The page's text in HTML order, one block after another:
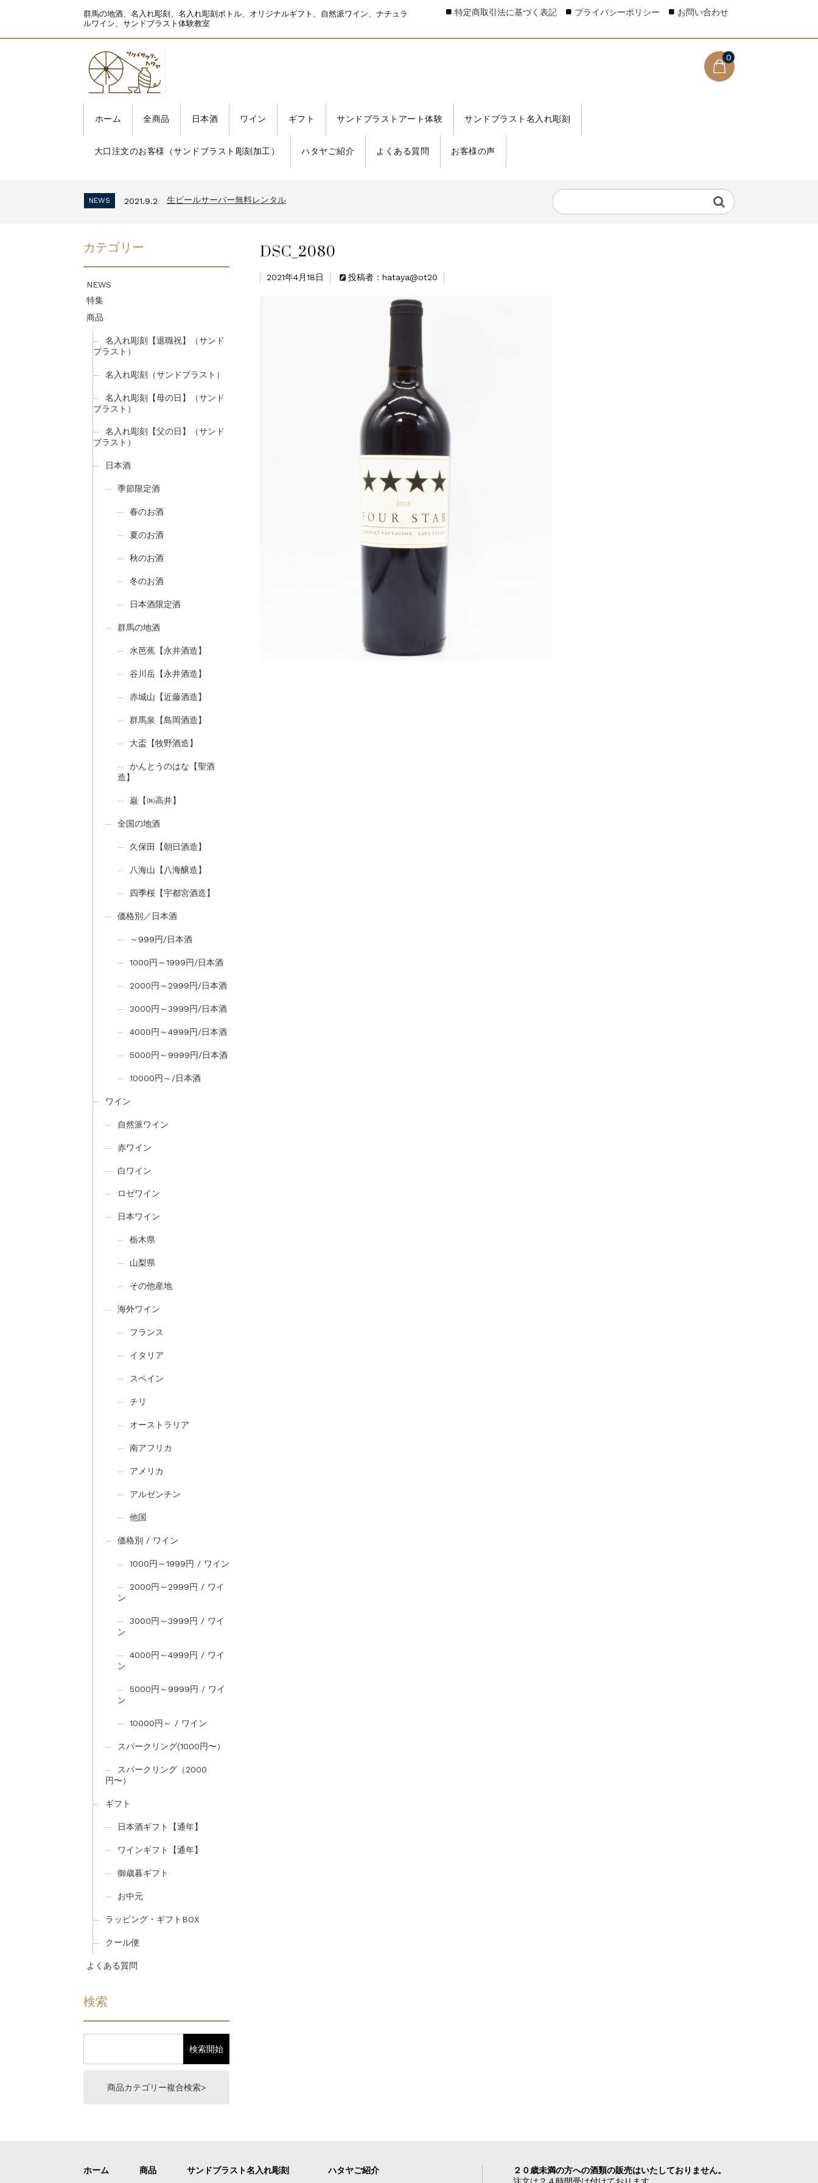
群馬の地酒、名入れ彫刻、名入れ彫刻ボトル、オリジナルギフト、自然派ワイン、ナチュラ
ルワイン、サンドブラスト体験教室
0
ホーム 全商品 日本酒 ワイン ギフト サンドブラストアート体験 サンドブラスト名入れ彫刻
大口注文のお客様（サンドブラスト彫刻加工） ハタヤご紹介 よくある質問 お客様の声
特定商取引法に基づく表記 プライバシーポリシー お問い合わせ
NEWS 2021.9.2 生ビールサーバー無料レンタル
DSC_2080
2021年4月18日 投稿者：hataya@ot20
カテゴリー
NEWS
特集
商品
名入れ彫刻【退職祝】（サンド
ブラスト）
名入れ彫刻（サンドブラスト）
名入れ彫刻【母の日】（サンド
ブラスト）
名入れ彫刻【父の日】（サンド
ブラスト）
日本酒
季節限定酒
春のお酒
夏のお酒
秋のお酒
冬のお酒
日本酒限定酒
群馬の地酒
水芭蕉【永井酒造】
谷川岳【永井酒造】
赤城山【近藤酒造】
群馬泉【島岡酒造】
大盃【牧野酒造】
かんとうのはな【聖酒
造】
巌【㈱高井】
全国の地酒
久保田【朝日酒造】
八海山【八海醸造】
四季桜【宇都宮酒造】
価格別／日本酒
～999円/日本酒
1000円～1999円/日本酒
2000円～2999円/日本酒
3000円～3999円/日本酒
4000円～4999円/日本酒
5000円～9999円/日本酒
10000円～/日本酒
ワイン
自然派ワイン
赤ワイン
白ワイン
ロゼワイン
日本ワイン
栃木県
山梨県
その他産地
海外ワイン
フランス
イタリア
スペイン
チリ
オーストラリア
南アフリカ
アメリカ
アルゼンチン
他国
価格別 / ワイン
1000円～1999円 / ワイン
2000円～2999円 / ワイ
ン
3000円～3999円 / ワイ
ン
4000円～4999円 / ワイ
ン
5000円～9999円 / ワイ
ン
10000円～ / ワイン
スパークリング(1000円〜）
スパークリング（2000
円〜）
ギフト
日本酒ギフト【通年】
ワインギフト【通年】
御歳暮ギフト
お中元
ラッピング・ギフトBOX
クール便
よくある質問
検索
商品カテゴリー複合検索>
２０歳未満の方への酒類の販売はいたしておりません。
注文は２４時間受け付けております。
ホーム 商品 サンドブラスト名入れ彫刻 ハタヤご紹介